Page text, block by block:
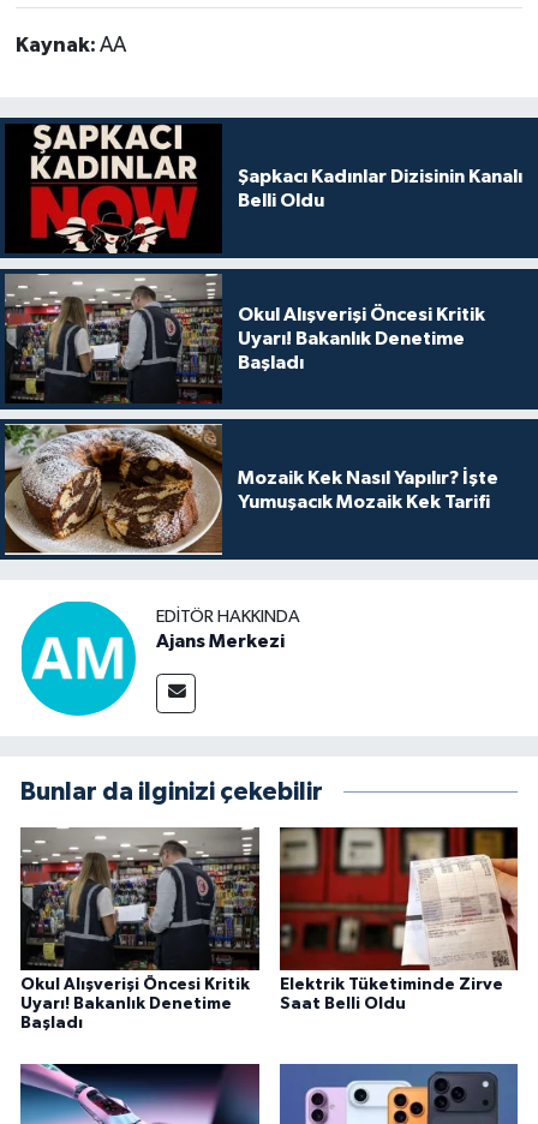
Kaynak: AA
Şapkacı Kadınlar Dizisinin Kanalı
Belli Oldu
Okul Alışverişi Öncesi Kritik
Uyarı! Bakanlık Denetime
Başladı
Mozaik Kek Nasıl Yapılır? İşte
Yumuşacık Mozaik Kek Tarifi
EDITÖR HAKKINDA
Ajans Merkezi
Bunlar da ilginizi çekebilir
Okul Alışverişi Öncesi Kritik
Uyarı! Bakanlık Denetime
Başladı
Elektrik Tüketiminde Zirve
Saat Belli Oldu